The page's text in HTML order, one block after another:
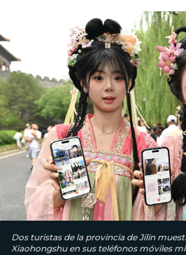
Dos turistas de la provincia de Jilin
Xiaohongshu en sus teléfonos móviles